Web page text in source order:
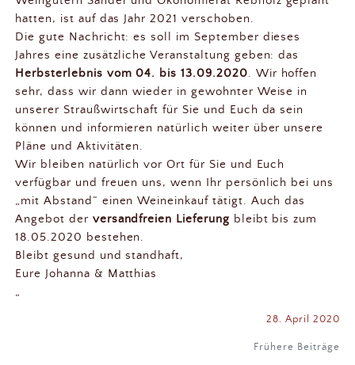
hatten, ist auf das Jahr 2021 verschoben.
Die gute Nachricht: es soll im September dieses
Jahres eine zusätzliche Veranstaltung geben: das
Herbsterlebnis vom 04. bis 13.09.2020. Wir hoffen
sehr, dass wir dann wieder in gewohnter Weise in
unserer Straußwirtschaft für Sie und Euch da sein
können und informieren natürlich weiter über unsere
Pläne und Aktivitäten.
Wir bleiben natürlich vor Ort für Sie und Euch
verfügbar und freuen uns, wenn Ihr persönlich bei uns
„mit Abstand“ einen Weineinkauf tätigt. Auch das
Angebot der versandfreien Lieferung bleibt bis zum
18.05.2020 bestehen.
Bleibt gesund und standhaft,
Eure Johanna & Matthias
„
28. April 2020
Frühere Beiträge